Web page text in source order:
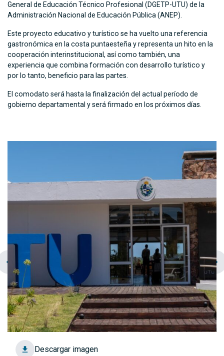
General de Educación Técnico Profesional (DGETP-UTU) de la
Administración Nacional de Educación Pública (ANEP).
Este proyecto educativo y turístico se ha vuelto una referencia
gastronómica en la costa puntaesteña y representa un hito en la
cooperación interinstitucional, así como también, una
experiencia que combina formación con desarrollo turístico y
por lo tanto, beneficio para las partes.
El comodato será hasta la finalización del actual período de
gobierno departamental y será firmado en los próximos días.
Descargar imagen
chevron_left navigate_next